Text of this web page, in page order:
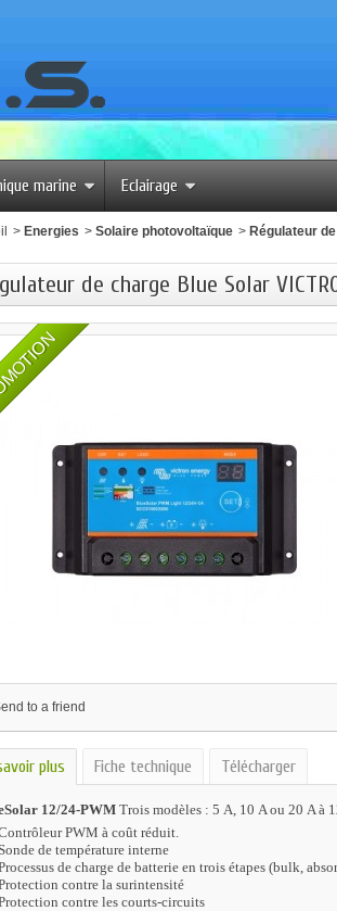
marine Eclairage
> Energies > Solaire photovoltaïque > Régulateur
de charge Blue Solar
to a friend
plus Fiche technique Télécharger
12/24-PWMTrois modèles : 5 A, 10 A ou 20 A à
PWM à coût réduit.
de température interne
de charge de batterie en trois étapes (bulk,
contre la surintensité
contre les courts-circuits